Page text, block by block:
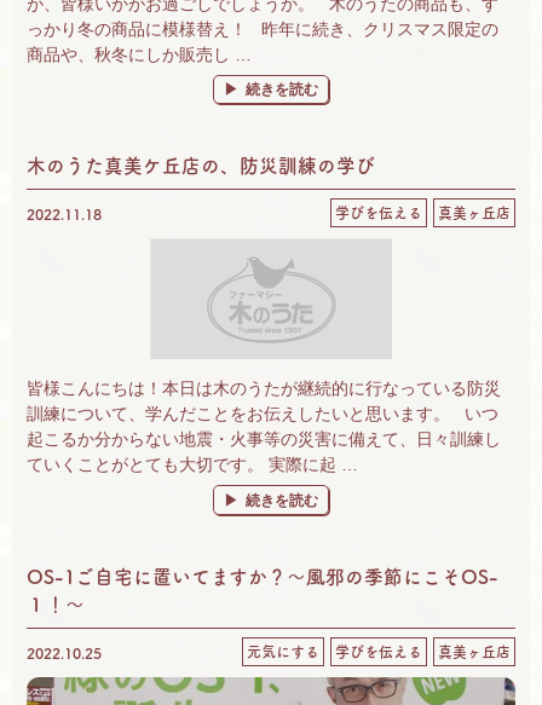
っかり冬の商品に模様替え！ 昨年に続き、クリスマス限定の
商品や、秋冬にしか販売し …
“真美ケ丘店＊冬の装い＊” の
続きを読む
木のうた真美ケ丘店の、防災訓練の学び
2022.11.18 学びを伝える 真美ヶ丘店
皆様こんにちは！本日は木のうたが継続的に行なっている防災
訓練について、学んだことをお伝えしたいと思います。 いつ
起こるか分からない地震・火事等の災害に備えて、日々訓練し
ていくことがとても大切です。 実際に起 …
“木のうた真美ケ丘店の、防災訓練の学び” の
続きを読む
OS-1ご自宅に置いてますか？～風邪の季節にこそOS-
１！～
2022.10.25 元気にする 学びを伝える 真美ヶ丘店